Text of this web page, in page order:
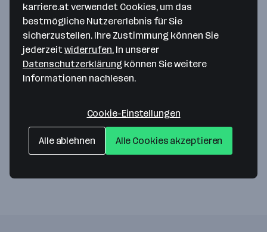
Map data ©2026 Google
Münzgrabenstraße 92/4
8010 Graz— Route berechnen
Website
karriere.at verwendet Cookies, um das
bestmögliche Nutzererlebnis für Sie
sicherzustellen. Ihre Zustimmung können Sie
jederzeitwiderrufen. In unserer
Datenschutzerklärung können Sie weitere
Informationen nachlesen.
Cookie-Einstellungen
Alle ablehnen Alle Cookies akzeptieren